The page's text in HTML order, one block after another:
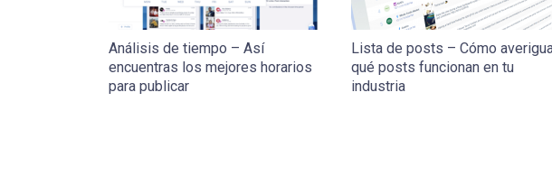
Análisis de tiempo – Así
encuentras los mejores horarios
para publicar
Lista de posts – Cómo
qué posts funcionan en tu
industria